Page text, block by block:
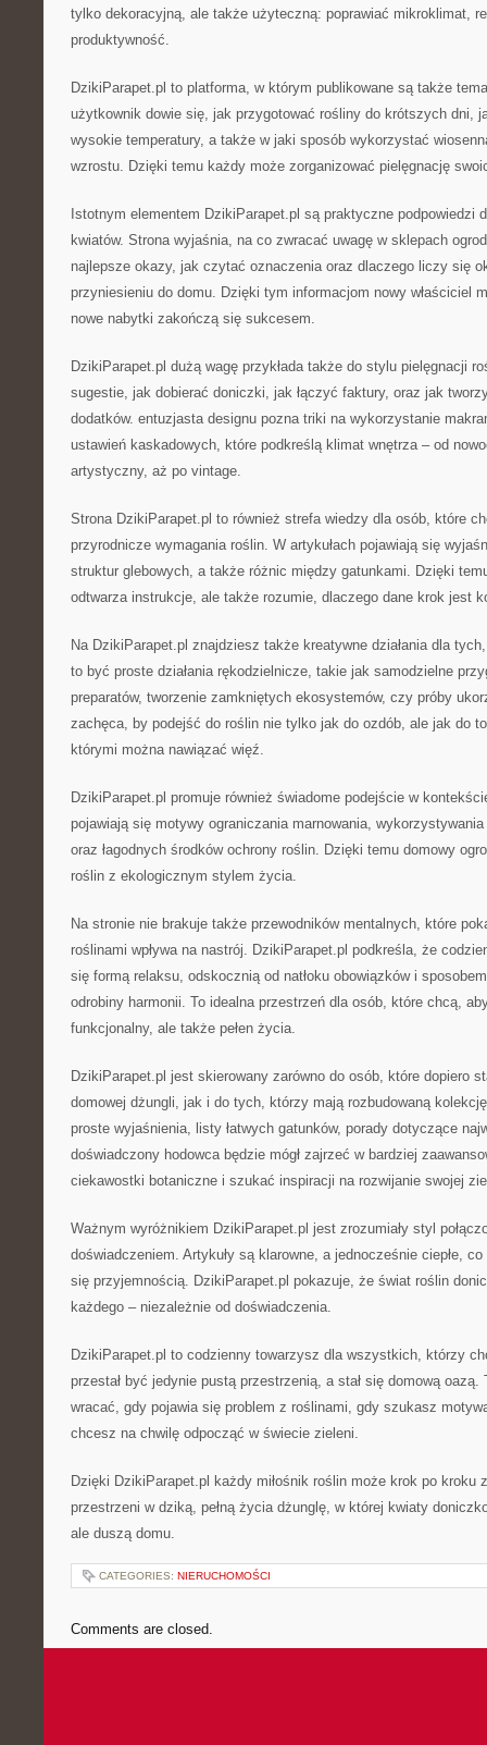
tylko dekoracyjną, ale także użyteczną: poprawiać mikroklimat,
produktywność.
DzikiParapet.pl to platforma, w którym publikowane są także
użytkownik dowie się, jak przygotować rośliny do krótszych dni,
wysokie temperatury, a także w jaki sposób wykorzystać
wzrostu. Dzięki temu każdy może zorganizować pielęgnację
Istotnym elementem DzikiParapet.pl są praktyczne podpowiedzi
kwiatów. Strona wyjaśnia, na co zwracać uwagę w sklepach
najlepsze okazy, jak czytać oznaczenia oraz dlaczego liczy się
przyniesieniu do domu. Dzięki tym informacjom nowy właściciel
nowe nabytki zakończą się sukcesem.
DzikiParapet.pl dużą wagę przykłada także do stylu pielęgnacji
sugestie, jak dobierać doniczki, jak łączyć faktury, oraz jak
dodatków. entuzjasta designu pozna triki na wykorzystanie
ustawień kaskadowych, które podkreślą klimat wnętrza – od
artystyczny, aż po vintage.
Strona DzikiParapet.pl to również strefa wiedzy dla osób, które
przyrodnicze wymagania roślin. W artykułach pojawiają się
struktur glebowych, a także różnic między gatunkami. Dzięki
odtwarza instrukcje, ale także rozumie, dlaczego dane krok jest
Na DzikiParapet.pl znajdziesz także kreatywne działania dla
to być proste działania rękodzielnicze, takie jak samodzielne
preparatów, tworzenie zamkniętych ekosystemów, czy próby
zachęca, by podejść do roślin nie tylko jak do ozdób, ale jak do
którymi można nawiązać więź.
DzikiParapet.pl promuje również świadome podejście w
pojawiają się motywy ograniczania marnowania,
oraz łagodnych środków ochrony roślin. Dzięki temu domowy
roślin z ekologicznym stylem życia.
Na stronie nie brakuje także przewodników mentalnych, które
roślinami wpływa na nastrój. DzikiParapet.pl podkreśla, że
się formą relaksu, odskocznią od natłoku obowiązków i
odrobiny harmonii. To idealna przestrzeń dla osób, które chcą,
funkcjonalny, ale także pełen życia.
DzikiParapet.pl jest skierowany zarówno do osób, które dopiero
domowej dżungli, jak i do tych, którzy mają rozbudowaną
proste wyjaśnienia, listy łatwych gatunków, porady dotyczące
doświadczony hodowca będzie mógł zajrzeć w bardziej
ciekawostki botaniczne i szukać inspiracji na rozwijanie swojej
Ważnym wyróżnikiem DzikiParapet.pl jest zrozumiały styl
doświadczeniem. Artykuły są klarowne, a jednocześnie ciepłe,
się przyjemnością. DzikiParapet.pl pokazuje, że świat roślin
każdego – niezależnie od doświadczenia.
DzikiParapet.pl to codzienny towarzysz dla wszystkich, którzy
przestał być jedynie pustą przestrzenią, a stał się domową
wracać, gdy pojawia się problem z roślinami, gdy szukasz
chcesz na chwilę odpocząć w świecie zieleni.
Dzięki DzikiParapet.pl każdy miłośnik roślin może krok po kroku
przestrzeni w dziką, pełną życia dżunglę, w której kwiaty
ale duszą domu.
CATEGORIES: NIERUCHOMOŚCI
Comments are closed.